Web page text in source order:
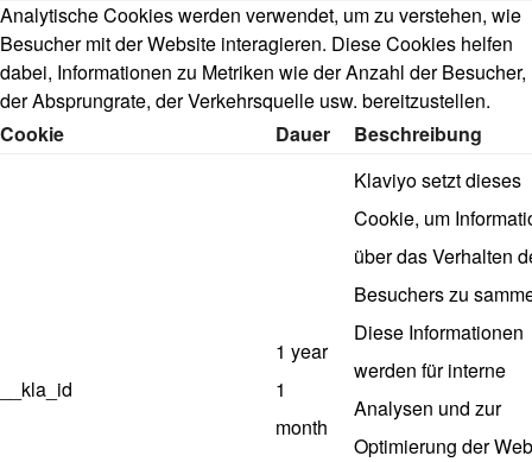
Analytische Cookies werden verwendet, um zu verstehen, wie
Besucher mit der Website interagieren. Diese Cookies helfen
dabei, Informationen zu Metriken wie der Anzahl der Besucher,
der Absprungrate, der Verkehrsquelle usw. bereitzustellen.
Cookie
Dauer Beschreibung
__kla_id
1 year
1
month
Klaviyo setzt dieses
Cookie, um
über das Verhalten
Besuchers zu
Diese Informationen
werden für interne
Analysen und zur
Optimierung der